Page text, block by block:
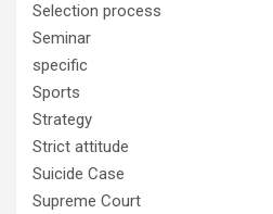
Selection process
Seminar
specific
Sports
Strategy
Strict attitude
Suicide Case
Supreme Court